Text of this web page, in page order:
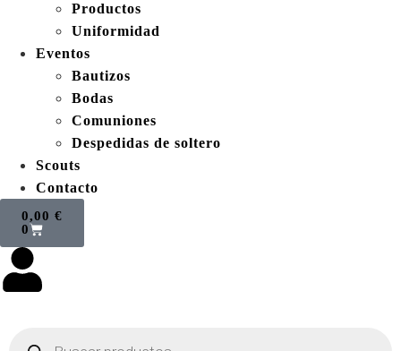
Productos
Uniformidad
Eventos
Bautizos
Bodas
Comuniones
Despedidas de soltero
Scouts
Contacto
0,00 €
0